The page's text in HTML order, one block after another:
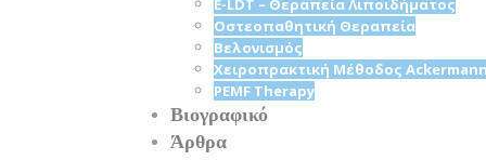
E-LDT – Θεραπεία Λιποιδήματος
Οστεοπαθητική Θεραπεία
Βελονισμός
Χειροπρακτική Μέθοδος Ackermann
PEMF Therapy
Βιογραφικό
Άρθρα